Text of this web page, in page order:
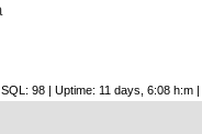
98 | Uptime: 11 days, 6:08